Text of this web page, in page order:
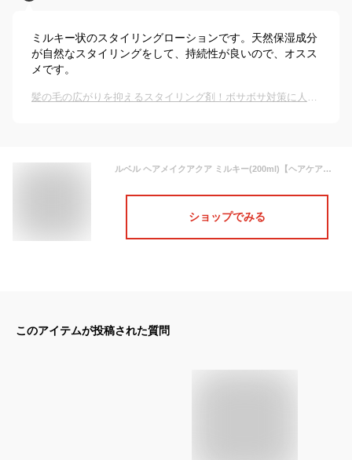
ミルキー状のスタイリングローションです。天然保湿成分
が自然なスタイリングをして、持続性が良いので、オスス
メです。
髪の毛の広がりを抑えるスタイリング剤！ボサボサ対策に人気のおすすめは？
ルベル ヘアメイクアクア ミルキー(200ml)【ヘアケア】【スタイリング剤】Lebel HAIR MAKE AQUA
ショップでみる
このアイテムが投稿された質問